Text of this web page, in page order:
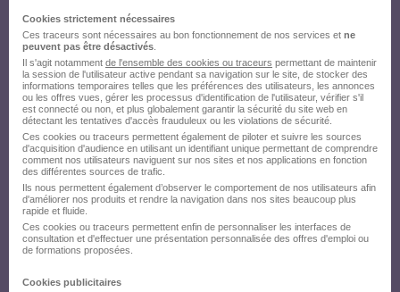
Cookies strictement nécessaires
Ces traceurs sont nécessaires au bon fonctionnement de nos services et ne
peuvent pas être désactivés
Il s'agit notamment de l'ensemble des cookies ou traceurs permettant de maintenir
la session de l'utilisateur active pendant sa navigation sur le site, de stocker des
informations temporaires telles que les préférences des utilisateurs, les annonces
ou les offres vues, gérer les processus d'identification de l'utilisateur, vérifier s'il
est connecté ou non, et plus globalement garantir la sécurité du site web en
détectant les tentatives d'accès frauduleux ou les violations de sécurité.
Ces cookies ou traceurs permettent également de piloter et suivre les sources
d'acquisition d'audience en utilisant un identifiant unique permettant de comprendre
comment nos utilisateurs naviguent sur nos sites et nos applications en fonction
des différentes sources de trafic.
Ils nous permettent également d’observer le comportement de nos utilisateurs afin
d'améliorer nos produits et rendre la navigation dans nos sites beaucoup plus
rapide et fluide.
Ces cookies ou traceurs permettent enfin de personnaliser les interfaces de
consultation et d'effectuer une présentation personnalisée des offres d'emploi ou
de formations proposées.
Cookies publicitaires